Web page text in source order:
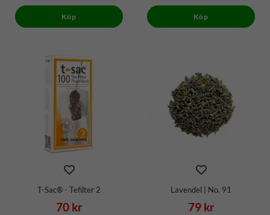
Köp Köp
T-Sac® - Tefilter 2
70 kr
Lavendel | No. 91
79 kr